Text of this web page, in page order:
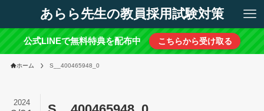
あらら先生の教員採用試験対策
公式LINEで無料特典を配布中 こちらから受け取る
ホーム S__400465948_0
2024